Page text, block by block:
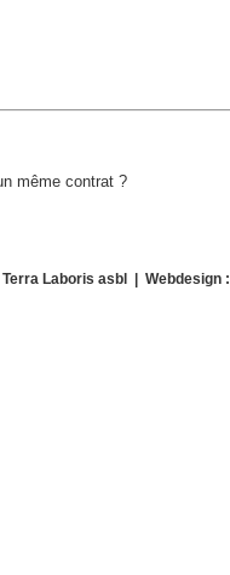
même contrat ?
Laboris asbl | Webdesign :